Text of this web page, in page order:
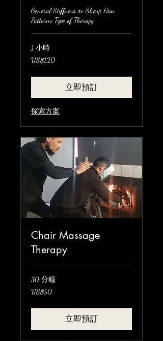
General Stiffness or Sharp Pain
Patterns Type of Therapy
1 小時
120
美
US$120
立即預訂
探索方案
Chair Massage
Therapy
30 分鐘
50
美
US$50
立即預訂